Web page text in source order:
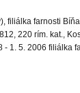
filiálka farnosti
220 rím. kat.,
- 1. 5. 2006 filiálka